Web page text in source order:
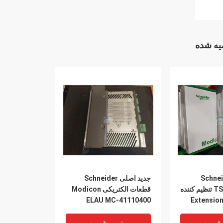
شده
جدید اصلی Schneider
قطعات الکتریکی Modicon
ELAU MC-41110400
TSXMRPC002M تنظیم کننده